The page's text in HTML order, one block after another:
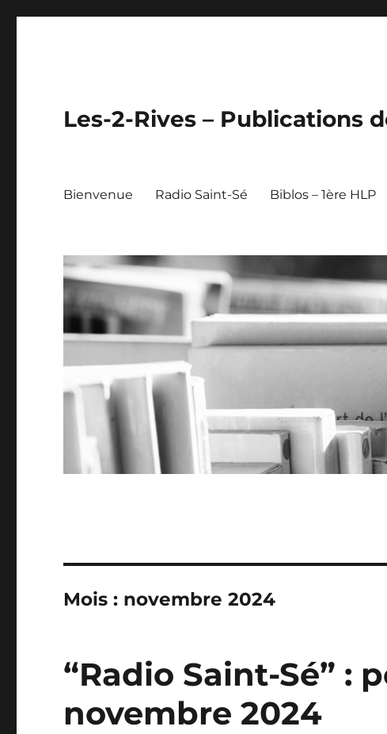
Les-2-Rives – Publications
Bienvenue Radio Saint-Sé Biblos – 1ère HLP
Mois : novembre 2024
“Radio Saint-Sé” :
novembre 2024